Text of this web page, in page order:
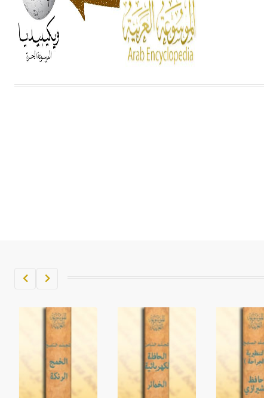
- هل تعلم أن المرجان إفراز حيواني
يتكون في البحر ويتركب من مادة
كربونات الكلسيوم، وهو أحمر أو شديد
الحمرة وهو أجود أنواعه، ويمتاز بكبر
الحجم ويسمى الش
- هل تعلم أن الأبجدية الكنعانية تتألف من
حيث تقتصر القيمة الصوتية للعلامة الك